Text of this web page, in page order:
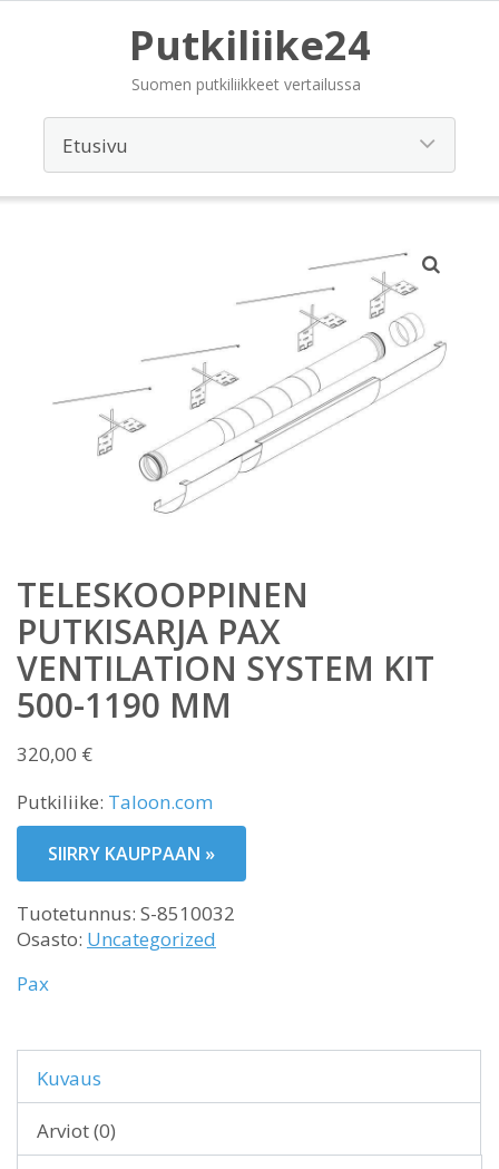
Putkiliike24
Suomen putkiliikkeet vertailussa
TELESKOOPPINEN
PUTKISARJA PAX
VENTILATION SYSTEM KIT
500-1190 MM
320,00 €
Putkiliike: Taloon.com
SIIRRY KAUPPAAN »
Tuotetunnus: S-8510032
Osasto: Uncategorized
Pax
Kuvaus
Arviot (0)